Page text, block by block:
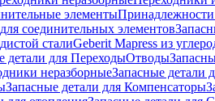
элементы
соединительных элементов
сталиGeberit Mapress из
детали для ПереходыОтводы
неразборныеЗапасные детали
Запасные детали для Компенсаторы